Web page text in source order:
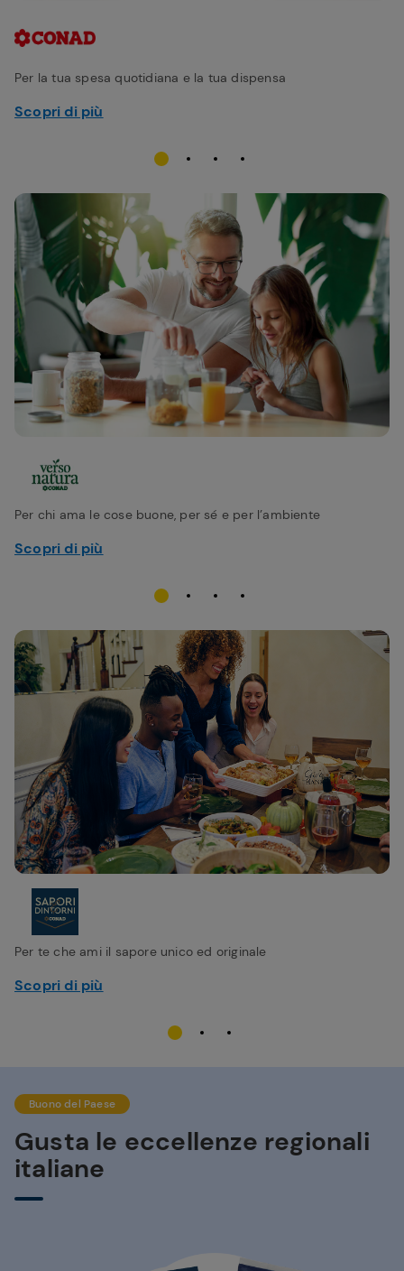
Per la tua spesa quotidiana e la tua dispensa
Scopri di più
Per chi ama le cose buone, per sé e per l’ambiente
Scopri di più
Per te che ami il sapore unico ed originale
Scopri di più
Buono del Paese
Gusta le eccellenze regionali
italiane